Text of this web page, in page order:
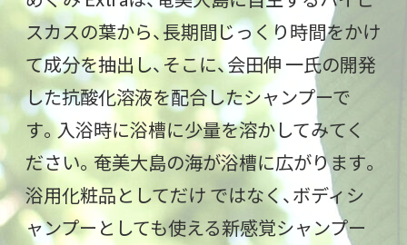
スカスの葉から、長期間じっくり時間をかけ
て成分を抽出し、そこに、会田伸 一氏の開発
した抗酸化溶液を配合したシャンプーで
す。入浴時に浴槽に少量を溶かしてみてく
ださい。奄美大島の海が浴槽に広がります。
浴用化粧品としてだけ ではなく、ボディシ
ャンプーとしても使える新感覚シャンプー